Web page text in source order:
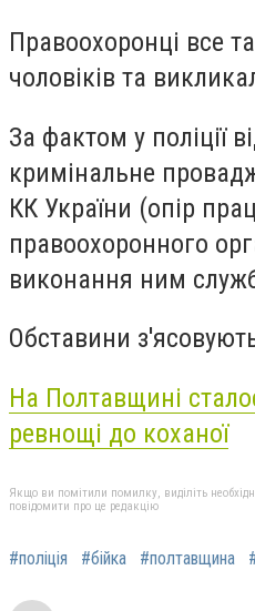
Правоохоронці все
чоловіків та
За фактом у поліції
кримінальне
КК України (опір
правоохоронного
виконання ним
Обставини
На Полтавщині
ревнощі до коханої
Якщо ви помітили помилку, виділіть
повідомити про це редакцію
#поліція #бійка #полтавщина